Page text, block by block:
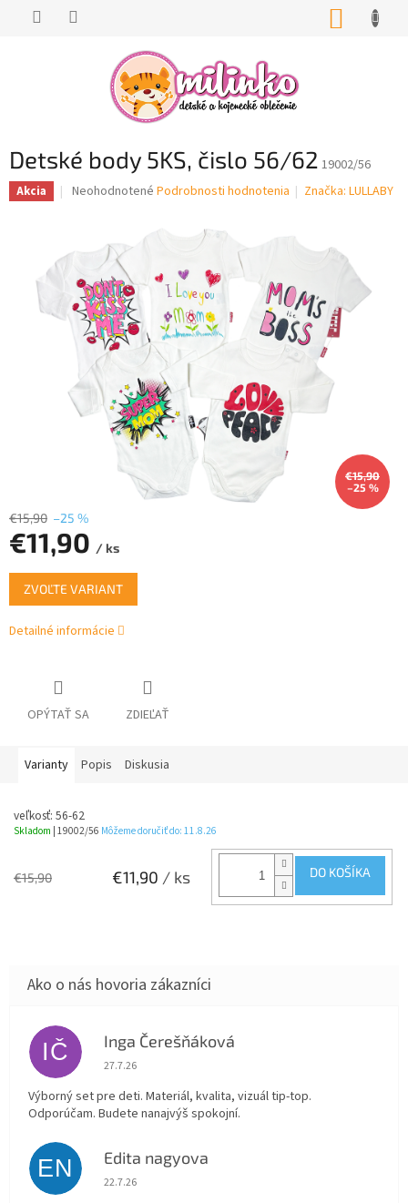
Detské body 5KS, čislo 56/62 19002/56
Akcia
Priemerné
z
hviezdičiek.
Neohodnotené Podrobnosti hodnotenia Značka:LULLABY
€15,90
–25 %
€15,90 –25 %
€11,90 / ks
Jednotková
cena:
ZVOĽTE VARIANT
Detailné informácie
OPÝTAŤ SA ZDIEĽAŤ
Varianty Popis Diskusia
veľkosť: 56-62
Skladom | 19002/56 Môžeme doručiť do: 11.8.26
€15,90 €11,90 / ks DO KOŠÍKA
IČ Inga Čerešňáková
Hodnotenie obchodu je 5 z 5 hviezdičiek.
27.7.26
Výborný set pre deti. Materiál, kvalita, vizuál tip-top.
Odporúčam. Budete nanajvýš spokojní.
EN Edita nagyova
Hodnotenie obchodu je 5 z 5 hviezdičiek.
22.7.26